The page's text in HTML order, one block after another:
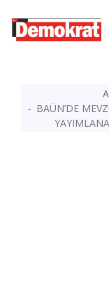
BAÜN’DE